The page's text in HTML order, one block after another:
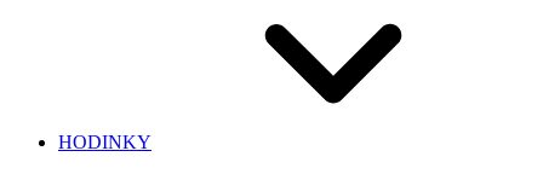
HODINKY